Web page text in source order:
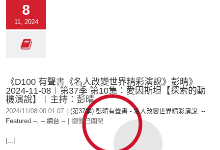
8
11, 2024
《D100 有聲書《名人改變世界精彩演說》彭晴》
2024-11-08︱第37季 第10集：愛因斯坦【探索的動
機演說】︱主持：彭晴
2024/11/08 00:01:07 (第37季) 彭晴有聲書 - 名人改變世界精彩演說, --
Featured --, -- 網台 -- 迴響已關閉
[...]